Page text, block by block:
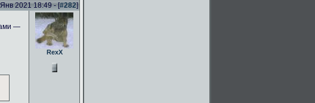
2021 18:49 - [#282]
—
RexX